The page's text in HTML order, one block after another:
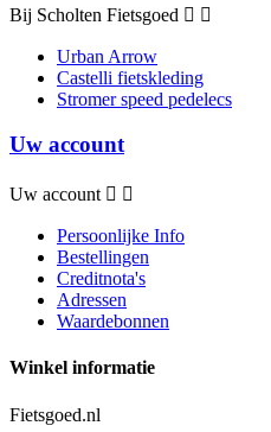
Bij Scholten Fietsgoed  
Urban Arrow
Castelli fietskleding
Stromer speed pedelecs
Uw account
Uw account  
Persoonlijke Info
Bestellingen
Creditnota's
Adressen
Waardebonnen
Winkel informatie
Fietsgoed.nl